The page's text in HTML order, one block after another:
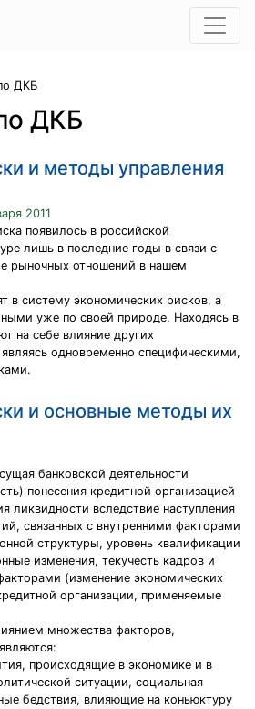
ДКБ
ДКБ
и методы управления
2011
появилось в российской
лишь в последние годы в связи с
рыночных отношений в нашем
в систему экономических рисков, а
уже по своей природе. Находясь в
на себе влияние других
одновременно специфическими,
и основные методы их
банковской деятельности
понесения кредитной организацией
ликвидности вследствие наступления
связанных с внутренними факторами
структуры, уровень квалификации
изменения, текучесть кадров и
(изменение экономических
организации, применяемые
множества факторов,
происходящие в экономике и в
ситуации, социальная
бедствия, влияющие на коньюктуру